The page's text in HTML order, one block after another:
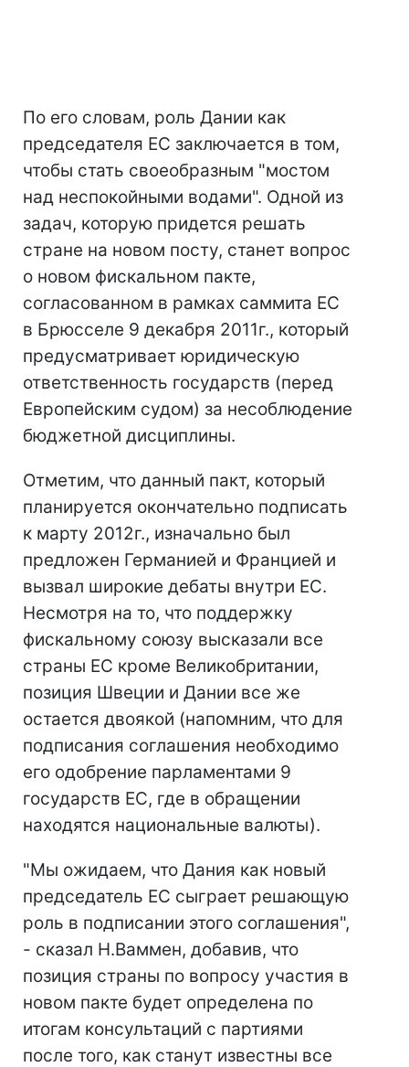
По его словам, роль Дании как
председателя ЕС заключается в том,
чтобы стать своеобразным "мостом
над неспокойными водами". Одной из
задач, которую придется решать
стране на новом посту, станет вопрос
о новом фискальном пакте,
согласованном в рамках саммита ЕС
в Брюсселе 9 декабря 2011г., который
предусматривает юридическую
ответственность государств (перед
Европейским судом) за несоблюдение
бюджетной дисциплины.
Отметим, что данный пакт, который
планируется окончательно подписать
к марту 2012г., изначально был
предложен Германией и Францией и
вызвал широкие дебаты внутри ЕС.
Несмотря на то, что поддержку
фискальному союзу высказали все
страны ЕС кроме Великобритании,
позиция Швеции и Дании все же
остается двоякой (напомним, что для
подписания соглашения необходимо
его одобрение парламентами 9
государств ЕС, где в обращении
находятся национальные валюты).
"Мы ожидаем, что Дания как новый
председатель ЕС сыграет решающую
роль в подписании этого соглашения",
- сказал Н.Ваммен, добавив, что
позиция страны по вопросу участия в
новом пакте будет определена по
итогам консультаций с партиями
после того, как станут известны все